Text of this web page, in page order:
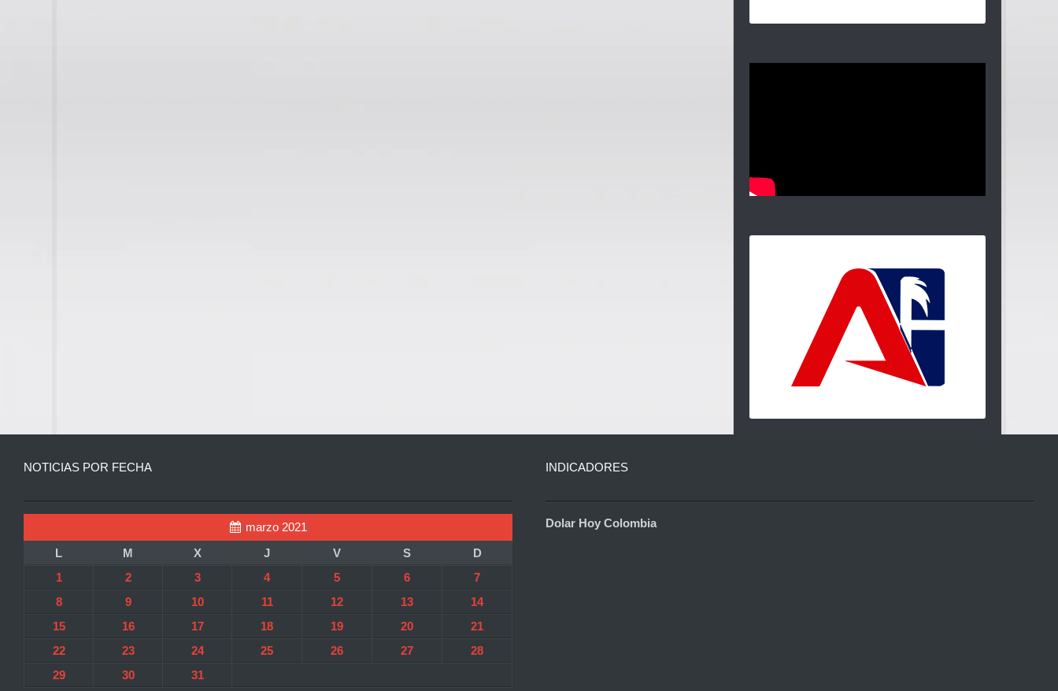
NOTICIAS POR FECHA
marzo 2021
L
M X J V S
D
1
2 3 4 5 6
7
8
9 10 11 12 13
14
15
16 17 18 19 20
21
22
23 24 25 26 27
28
29
30
31
INDICADORES
Dolar Hoy Colombia